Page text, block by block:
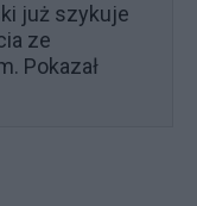
już szykuje
ze
Pokazał